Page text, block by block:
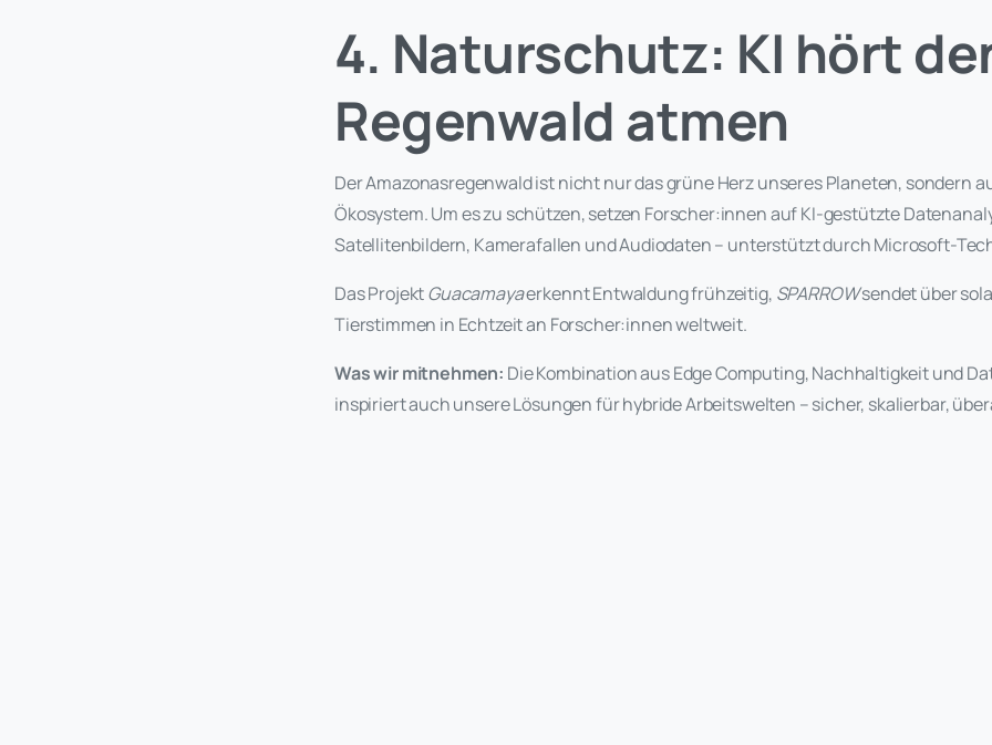
4. Naturschutz: KI hört
Regenwald atmen
Der Amazonasregenwald ist nicht nur das grüne Herz unseres Planeten, sondern
Ökosystem. Um es zu schützen, setzen Forscher:innen auf KI-gestützte
Satellitenbildern, Kamerafallen und Audiodaten – unterstützt durch Microsoft-
Das ProjektGuacamayaerkennt Entwaldung frühzeitig, SPARROWsendet über
Tierstimmen in Echtzeit an Forscher:innen weltweit.
Was wir mitnehmen: Die Kombination aus Edge Computing, Nachhaltigkeit und
inspiriert auch unsere Lösungen für hybride Arbeitswelten – sicher, skalierbar,